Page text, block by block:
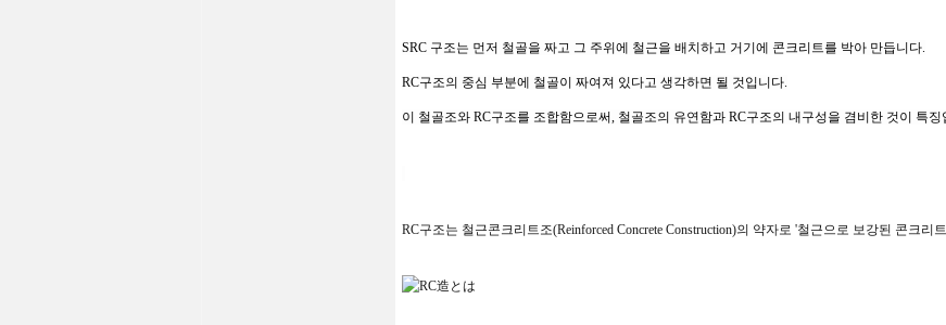
SRC 구조는 먼저 철골을 짜고 그 주위에 철근을 배치하고 거기에 콘크리트를 박아 만듭니다.
RC구조의 중심 부분에 철골이 짜여져 있다고 생각하면 될 것입니다.
이 철골조와 RC구조를 조합함으로써, 철골조의 유연함과 RC구조의 내구성을 겸비한 것이 특징
RC구조는 철근콘크리트조(Reinforced Concrete Construction)의 약자로 '철근으로 보강된 콘크리트